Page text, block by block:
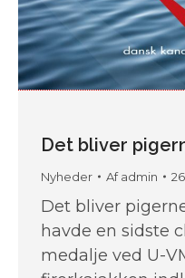
Det bliver
Nyheder Afadmin
Det bliver
havde en sidste
medalje ved U-